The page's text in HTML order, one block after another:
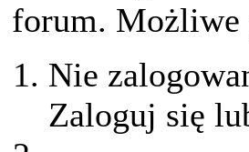
forum. Możliwe
Nie
Zaloguj się